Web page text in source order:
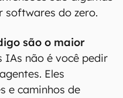
do zero.
são o maior
IAs não é você pedir
Eles
e caminhos de